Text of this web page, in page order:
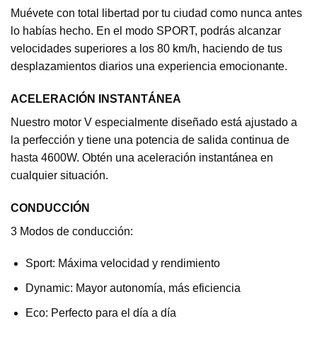
Muévete con total libertad por tu ciudad como nunca antes
lo habías hecho. En el modo SPORT, podrás alcanzar
velocidades superiores a los 80 km/h, haciendo de tus
desplazamientos diarios una experiencia emocionante.
ACELERACIÓN INSTANTÁNEA
Nuestro motor V especialmente diseñado está ajustado a
la perfección y tiene una potencia de salida continua de
hasta 4600W. Obtén una aceleración instantánea en
cualquier situación.
CONDUCCIÓN
3 Modos de conducción:
Sport: Máxima velocidad y rendimiento
Dynamic: Mayor autonomía, más eficiencia
Eco: Perfecto para el día a día